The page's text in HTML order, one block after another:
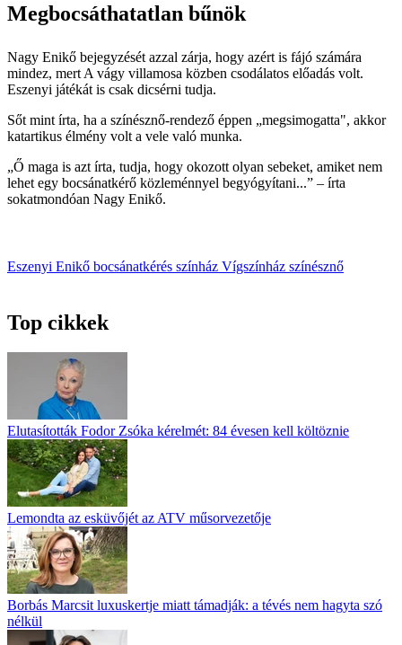
Megbocsáthatatlan bűnök
Nagy Enikő bejegyzését azzal zárja, hogy azért is fájó számára
mindez, mert A vágy villamosa közben csodálatos előadás volt.
Eszenyi játékát is csak dicsérni tudja.
Sőt mint írta, ha a színésznő-rendező éppen „megsimogatta", akkor
katartikus élmény volt a vele való munka.
„Ő maga is azt írta, tudja, hogy okozott olyan sebeket, amiket nem
lehet egy bocsánatkérő közleménnyel begyógyítani...” – írta
sokatmondóan Nagy Enikő.
Eszenyi Enikő bocsánatkérés színház Vígszínház színésznő
Top cikkek
Elutasították Fodor Zsóka kérelmét: 84 évesen kell költöznie
Lemondta az esküvőjét az ATV műsorvezetője
Borbás Marcsit luxuskertje miatt támadják: a tévés nem hagyta szó
nélkül